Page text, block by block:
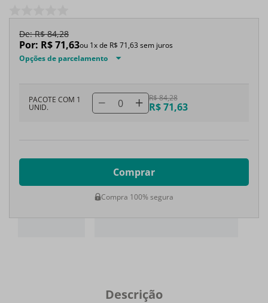
De:R$ 84,28
Por: R$71,63ou 1x de R$ 71,63 sem juros
Opções de parcelamento
PACOTE COM 1
UNID. 0 R$ 84,28
R$ 71,63
Comprar
Compra 100% segura
Descrição